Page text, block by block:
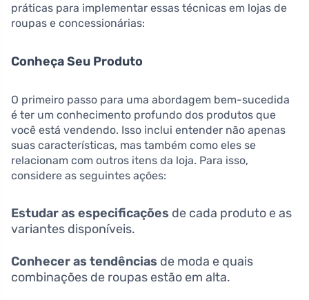
práticas para implementar essas técnicas em lojas de
roupas e concessionárias:
Conheça Seu Produto
O primeiro passo para uma abordagem bem-sucedida
é ter um conhecimento profundo dos produtos que
você está vendendo. Isso inclui entender não apenas
suas características, mas também como eles se
relacionam com outros itens da loja. Para isso,
considere as seguintes ações:
Estudar as especificações de cada produto e as
variantes disponíveis.
Conhecer as tendências de moda e quais
combinações de roupas estão em alta.